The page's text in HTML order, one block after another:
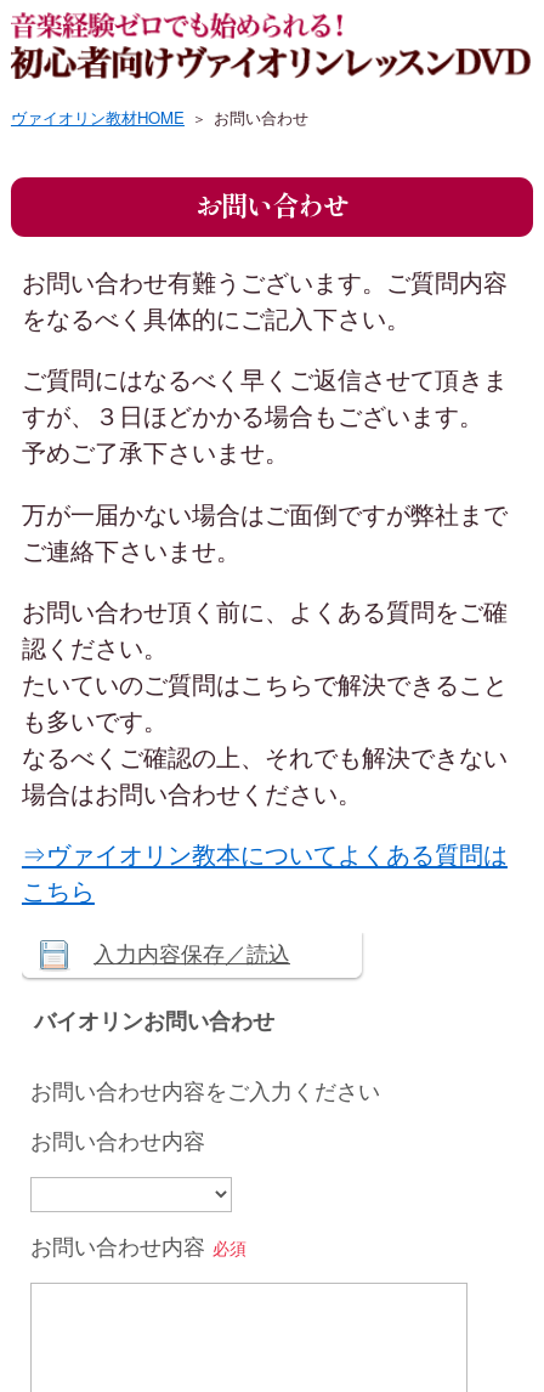
音楽経験ゼロでも始められる！
イオリンレッスンDVD
ヴァイオリン教材HOME お問い合わせ
お問い合わせ
お問い合わせ有難うございます。ご質問内容
をなるべく具体的にご記入下さい。
ご質問にはなるべく早くご返信させて頂きま
すが、３日ほどかかる場合もございます。
予めご了承下さいませ。
万が一届かない場合はご面倒ですが弊社まで
ご連絡下さいませ。
お問い合わせ頂く前に、よくある質問をご確
認ください。
たいていのご質問はこちらで解決できること
も多いです。
なるべくご確認の上、それでも解決できない
場合はお問い合わせください。
⇒ヴァイオリン教本についてよくある質問は
こちら